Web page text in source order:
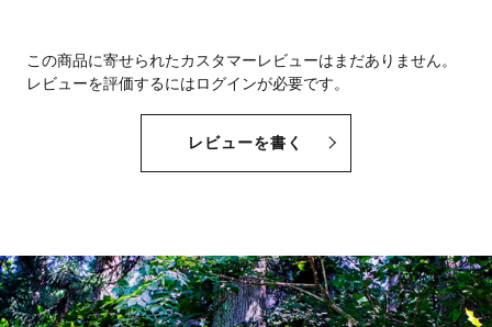
この商品に寄せられたカスタマーレビューはまだありません。
レビューを評価するにはログインが必要です。
レビューを書く